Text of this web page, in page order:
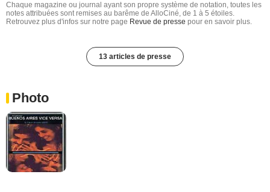
Chaque magazine ou journal ayant son propre système de notation, toutes les
notes attribuées sont remises au barême de AlloCiné, de 1 à 5 étoiles.
Retrouvez plus d'infos sur notre page Revue de presse pour en savoir plus.
13 articles de presse
Photo